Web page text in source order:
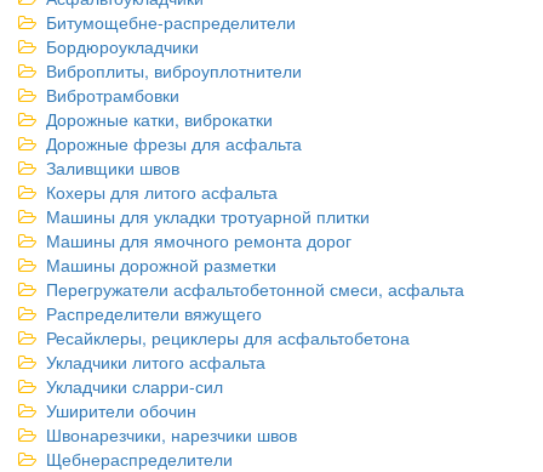
Битумощебне-распределители
Бордюроукладчики
Виброплиты, виброуплотнители
Вибротрамбовки
Дорожные катки, виброкатки
Дорожные фрезы для асфальта
Заливщики швов
Кохеры для литого асфальта
Машины для укладки тротуарной плитки
Машины для ямочного ремонта дорог
Машины дорожной разметки
Перегружатели асфальтобетонной смеси, асфальта
Распределители вяжущего
Ресайклеры, рециклеры для асфальтобетона
Укладчики литого асфальта
Укладчики сларри-сил
Уширители обочин
Швонарезчики, нарезчики швов
Щебнераспределители